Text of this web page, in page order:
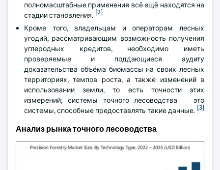
полномасштабные применения всё ещё находятся на
стадии становления. [2]
Кроме того, владельцам и операторам лесных
угодий, рассматривающим возможность получения
углеродных кредитов, необходимо иметь
проверяемые и поддающиеся аудиту
доказательства объёма биомассы на своих лесных
территориях, темпов роста, а также изменений в
использовании земли, то есть точности этих
измерений; системы точного лесоводства — это
системы, способные предоставлять такие данные. [3]
Анализ рынка точного лесоводства